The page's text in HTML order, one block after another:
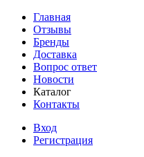
Главная
Отзывы
Бренды
Доставка
Вопрос ответ
Новости
Каталог
Контакты
Вход
Регистрация